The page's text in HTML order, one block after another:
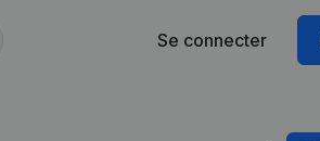
Se connecter